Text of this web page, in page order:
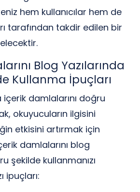
hem kullanıcılar hem de
tarafından takdir edilen bir
Blog Yazılarında
Kullanma İpuçları
içerik damlalarını doğru
okuyucuların ilgisini
etkisini artırmak için
damlalarını blog
şekilde kullanmanızı
ipuçları: